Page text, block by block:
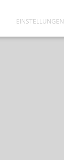
EINSTELLUNGEN